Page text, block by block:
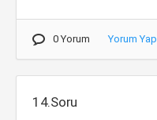
0 Yorum Yorum Yap
14.Soru